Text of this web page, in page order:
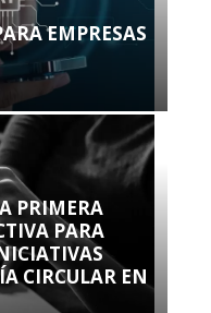
EMPRESAS
PRIMERA
PARA
CIRCULAR EN